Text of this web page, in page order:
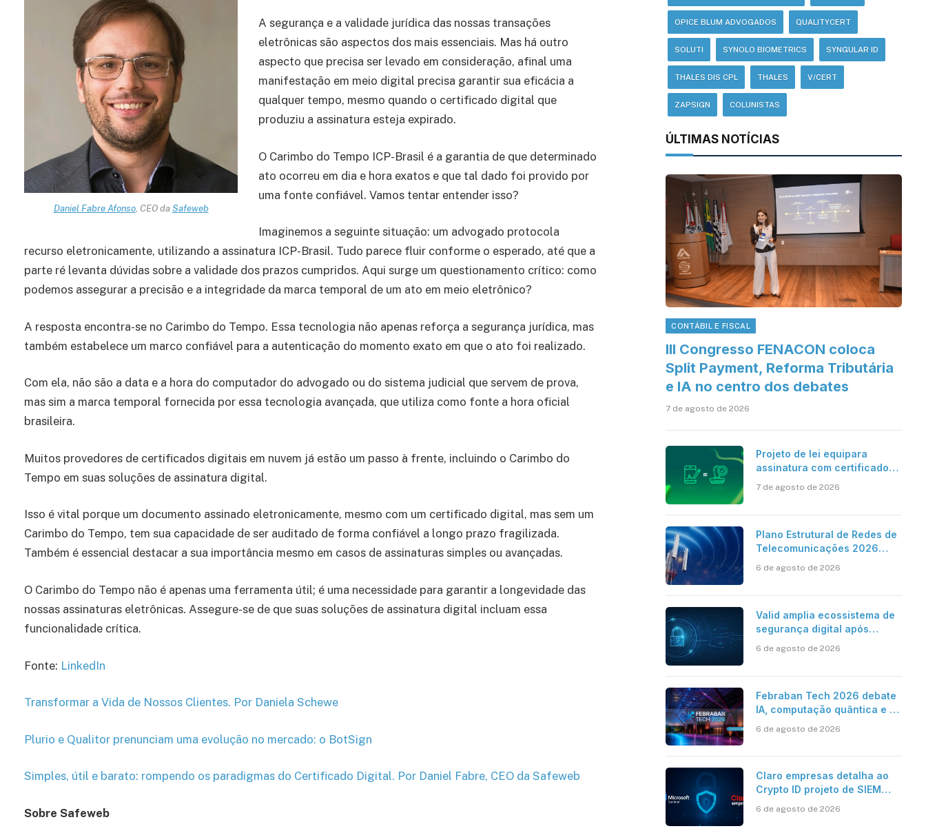
Daniel Fabre Afonso, CEO daSafeweb
A segurança e a validade jurídica das nossas transações
eletrônicas são aspectos dos mais essenciais. Mas há outro
aspecto que precisa ser levado em consideração, afinal uma
manifestação em meio digital precisa garantir sua eficácia a
qualquer tempo, mesmo quando o certificado digital que
produziu a assinatura esteja expirado.
O Carimbo do Tempo ICP-Brasil é a garantia de que determinado
ato ocorreu em dia e hora exatos e que tal dado foi provido por
uma fonte confiável. Vamos tentar entender isso?
Imaginemos a seguinte situação: um advogado protocola
recurso eletronicamente, utilizando a assinatura ICP-Brasil. Tudo parece fluir conforme o esperado, até que a
parte ré levanta dúvidas sobre a validade dos prazos cumpridos. Aqui surge um questionamento crítico: como
podemos assegurar a precisão e a integridade da marca temporal de um ato em meio eletrônico?
A resposta encontra-se no Carimbo do Tempo. Essa tecnologia não apenas reforça a segurança jurídica, mas
também estabelece um marco confiável para a autenticação do momento exato em que o ato foi realizado.
Com ela, não são a data e a hora do computador do advogado ou do sistema judicial que servem de prova,
mas sim a marca temporal fornecida por essa tecnologia avançada, que utiliza como fonte a hora oficial
brasileira.
Muitos provedores de certificados digitais em nuvem já estão um passo à frente, incluindo o Carimbo do
Tempo em suas soluções de assinatura digital.
Isso é vital porque um documento assinado eletronicamente, mesmo com um certificado digital, mas sem um
Carimbo do Tempo, tem sua capacidade de ser auditado de forma confiável a longo prazo fragilizada.
Também é essencial destacar a sua importância mesmo em casos de assinaturas simples ou avançadas.
O Carimbo do Tempo não é apenas uma ferramenta útil; é uma necessidade para garantir a longevidade das
nossas assinaturas eletrônicas. Assegure-se de que suas soluções de assinatura digital incluam essa
funcionalidade crítica.
Fonte: LinkedIn
Transformar a Vida de Nossos Clientes. Por Daniela Schewe
Plurio e Qualitor prenunciam uma evolução no mercado: o BotSign
Simples, útil e barato: rompendo os paradigmas do Certificado Digital. Por Daniel Fabre, CEO da Safeweb
Sobre Safeweb
OPICE BLUM ADVOGADOS QUALITYCERT
SOLUTI SYNOLO BIOMETRICS SYNGULAR ID
THALES DIS CPL THALES V/CERT
ZAPSIGN COLUNISTAS
ÚLTIMAS NOTÍCIAS
CONTÁBIL E FISCAL
III Congresso FENACON coloca
Split Payment, Reforma Tributária
e IA no centro dos debates
7 de agosto de 2026
Projeto de lei equipara
assinatura com certificado
reconhecimento de firma em
7 de agosto de 2026
Plano Estrutural de Redes de
Telecomunicações 2026
móvel, mas mantém desafio
6 de agosto de 2026
Valid amplia ecossistema de
segurança digital após
6 de agosto de 2026
Febraban Tech 2026 debate
IA, computação quântica e os
bancária
6 de agosto de 2026
Claro empresas detalha ao
Crypto ID projeto de SIEM
resposta automatizada
6 de agosto de 2026